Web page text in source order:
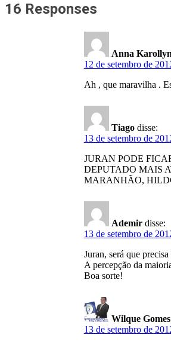
16 Responses
Anna
12 de setembro de
Ah , que maravilha .
Tiago disse:
13 de setembro de
JURAN PODE
DEPUTADO MAIS
MARANHÃO,
Ademir disse:
13 de setembro de
Juran, será que
A percepção da
Boa sorte!
Wilque Gomes
13 de setembro de